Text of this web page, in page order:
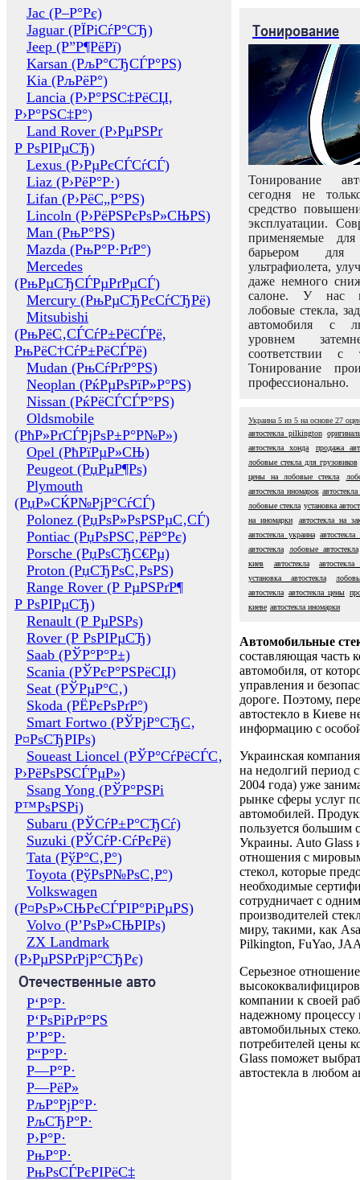
Jac (Р–Р°Рє)
Jaguar (РЇРіСѓР°СЂ)
Jeep (Р”Р¶РёРї)
Karsan (РљР°СЂСЃР°РЅ)
Kia (РљРёР°)
Lancia (Р›Р°РЅС‡РёСЏ,
Р›Р°РЅС‡Р°)
Land Rover (Р›РµРЅРґ
Р РѕРІРµСЂ)
Lexus (Р›РµРєСЃСѓСЃ)
Liaz (Р›РёР°Р·)
Lifan (Р›РёС„Р°РЅ)
Lincoln (Р›РёРЅРєРѕР»СЊРЅ)
Man (РњР°РЅ)
Mazda (РњР°Р·РґР°)
Mercedes
(РњРµСЂСЃРµРґРµСЃ)
Mercury (РњРµСЂРєСѓСЂРё)
Mitsubishi
(РњРёС‚СЃСѓР±РёСЃРё,
РњРёС†СѓР±РёСЃРё)
Mudan (РњСѓРґР°РЅ)
Neoplan (РќРµРѕРїР»Р°РЅ)
Nissan (РќРёСЃСЃР°РЅ)
Oldsmobile
(РћР»РґСЃРјРѕР±Р°Р№Р»)
Opel (РћРїРµР»СЊ)
Peugeot (РџРµР¶Рѕ)
Plymouth
(РџР»СЌР№РјР°СѓСЃ)
Polonez (РџРѕР»РѕРЅРµС‚СЃ)
Pontiac (РџРѕРЅС‚РёР°Рє)
Porsche (РџРѕСЂС€Рµ)
Proton (РџСЂРѕС‚РѕРЅ)
Range Rover (Р РµРЅРґР¶
Р РѕРІРµСЂ)
Renault (Р РµРЅРѕ)
Rover (Р РѕРІРµСЂ)
Saab (РЎР°Р°Р±)
Scania (РЎРєР°РЅРёСЏ)
Seat (РЎРµР°С‚)
Skoda (РЁРєРѕРґР°)
Smart Fortwo (РЎРјР°СЂС‚
Р¤РѕСЂРІРѕ)
Soueast Lioncel (РЎР°СѓРёСЃС‚
Р›РёРѕРЅСЃРµР»)
Ssang Yong (РЎР°РЅРі
Р™РѕРЅРі)
Subaru (РЎСѓР±Р°СЂСѓ)
Suzuki (РЎСѓР·СѓРєРё)
Tata (РўР°С‚Р°)
Toyota (РўРѕР№РѕС‚Р°)
Volkswagen
(Р¤РѕР»СЊРєСЃРІР°РіРµРЅ)
Volvo (Р’РѕР»СЊРІРѕ)
ZX Landmark
(Р›РµРЅРґРјР°СЂРє)
Отечественные авто
Р‘Р°Р·
Р‘РѕРіРґР°РЅ
Р’Р°Р·
Р“Р°Р·
Р—Р°Р·
Р—РёР»
РљР°РјР°Р·
РљСЂР°Р·
Р›Р°Р·
РњР°Р·
РњРѕСЃРєРІРёС‡
Тонирование
Тонирование
сегодня не
средство
эксплуатации.
применяемые
барьером для
ультрафиолета,
даже немного
салоне. У нас
лобовые стекла,
автомобиля с
уровнем
соответствии с
Тонирование
профессионально.
Украина 5 из 5 на основе 27
автостекла pilkington
автостекла хонда
продажа
лобовые стекла для грузовиков
цены на лобовые стекла
автостекла иномарок
лобовые стекла установка
на иномарки
автостекла на
автостекла украина автостекла
автостекла
лобовые автостекла
киев
автостекла
установка автостекла
автостекла автостекла цены
киеве автостекла иномарки
Автомобильные
составляющая часть
автомобиля, от
управления и
дороге. Поэтому,
автостекло в Киеве
информацию с
Украинская
на недолгий период
2004 года) уже
рынке сферы услуг
автомобилей.
пользуется большим
Украины. Auto Glass
отношения с
стекол, которые
необходимые
сотрудничает с
производителей
миру, такими, как
Pilkington, FuYao,
Серьезное отношение
компании к своей
надежному процессу
автомобильных
потребителей цены
Glass поможет
автостекла в любом